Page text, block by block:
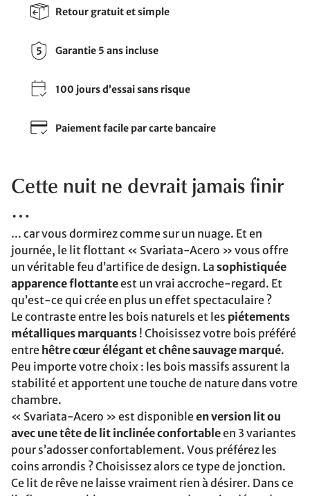
Retour gratuit et simple
Garantie 5 ans incluse
100 jours d’essai sans risque
Paiement facile par carte bancaire
Cette nuit ne devrait jamais finir
…
... car vous dormirez comme sur un nuage. Et en
journée, le lit flottant « Svariata-Acero » vous offre
un véritable feu d’artifice de design. La sophistiquée
apparence flottanteest un vrai accroche-regard. Et
qu’est-ce qui crée en plus un effet spectaculaire ?
Le contraste entre les bois naturels et les piétements
métalliques marquants ! Choisissez votre bois préféré
entre hêtre cœur élégant et chêne sauvage marqué.
Peu importe votre choix : les bois massifs assurent la
stabilité et apportent une touche de nature dans votre
chambre.
« Svariata-Acero » est disponibleen version lit ou
avec une tête de lit inclinée confortableen 3 variantes
pour s’adosser confortablement. Vous préférez les
coins arrondis ? Choisissez alors ce type de jonction.
Ce lit de rêve ne laisse vraiment rien à désirer. Dans ce